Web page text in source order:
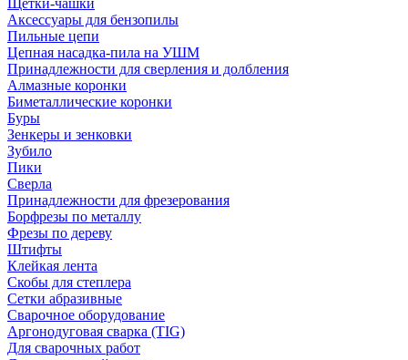
Щетки-чашки
Аксессуары для бензопилы
Пильные цепи
Цепная насадка-пила на УШМ
Принадлежности для сверления и долбления
Алмазные коронки
Биметаллические коронки
Буры
Зенкеры и зенковки
Зубило
Пики
Сверла
Принадлежности для фрезерования
Борфрезы по металлу
Фрезы по дереву
Штифты
Клейкая лента
Скобы для степлера
Сетки абразивные
Сварочное оборудование
Аргонодуговая сварка (TIG)
Для сварочных работ